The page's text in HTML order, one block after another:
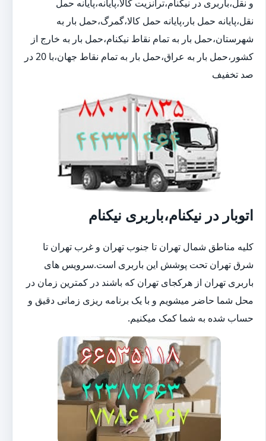
و نقل،باربری در نیکنام،ترانزیت کالا،پایانه،پایانه حمل
نقل،پایانه حمل بار،پایانه حمل کالا،گمرگ،حمل بار به
شهرستان،حمل بار به تمام نقاط نیکنام،حمل بار به خارج از
کشور،حمل بار به عراق،حمل بار به تمام نقاط جهان،با 20 در
صد تخفیف
اتوبار در نیکنام،باربری نیکنام
کلیه مناطق شمال تهران تا جنوب تهران و غرب تهران تا
شرق تهران تحت پوشش این باربری است.سرویس های
باربری تهران از هرکجای تهران که باشند در کمترین زمان در
محل شما حاضر میشویم و با یک برنامه ریزی زمانی دقیق و
حساب شده به شما کمک میکنیم.